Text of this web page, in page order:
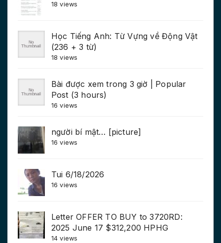
18 views
Học Tiếng Anh: Từ Vựng về Động Vật
(236 + 3 từ)
18 views
Bài được xem trong 3 giờ | Popular
Post (3 hours)
16 views
người bí mật… [picture]
16 views
Tui 6/18/2026
16 views
Letter OFFER TO BUY to 3720RD:
2025 June 17 $312,200 HPHG
14 views